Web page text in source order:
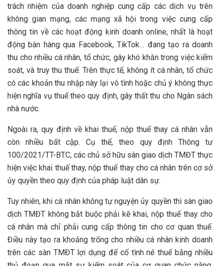
trách nhiệm của doanh nghiệp cung cấp các dịch vụ trên
không gian mạng, các mạng xã hội trong việc cung cấp
thông tin về các hoạt động kinh doanh online, nhất là hoạt
động bán hàng qua Facebook, TikTok… đang tạo ra doanh
thu cho nhiều cá nhân, tổ chức, gây khó khăn trong việc kiểm
soát, và truy thu thuế. Trên thực tế, không ít cá nhân, tổ chức
có các khoản thu nhập này lại vô tình hoặc chủ ý không thực
hiện nghĩa vụ thuế theo quy định, gây thất thu cho Ngân sách
nhà nước.
Ngoài ra, quy định về khai thuế, nộp thuế thay cá nhân vẫn
còn nhiều bất cập. Cụ thể, theo quy định Thông tư
100/2021/TT-BTC, các chủ sở hữu sàn giao dịch TMĐT thực
hiện việc khai thuế thay, nộp thuế thay cho cá nhân trên cơ sở
ủy quyền theo quy định của pháp luật dân sự.
Tuy nhiên, khi cá nhân không tự nguyện ủy quyền thì sàn giao
dịch TMĐT không bắt buộc phải kê khai, nộp thuế thay cho
cá nhân mà chỉ phải cung cấp thông tin cho cơ quan thuế.
Điều này tạo ra khoảng trống cho nhiều cá nhân kinh doanh
trên các sàn TMĐT lợi dụng để cố tình né thuế bằng nhiều